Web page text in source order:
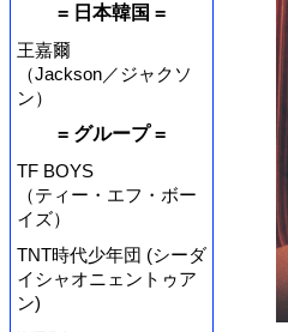
= 日本韓国 =
王嘉爾
（Jackson／ジャクソ
ン）
= グループ =
TF BOYS
（ティー・エフ・ボー
イズ）
TNT時代少年団 (シーダ
イシャオニェントゥア
ン)